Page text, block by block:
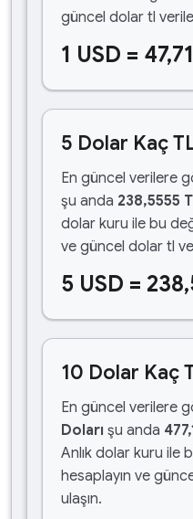
güncel dolar tl
1 USD =
5 Dolar Kaç
En güncel verilere
şu anda 238,5555
dolar kuru ile bu
ve güncel dolar tl
5 USD =
10 Dolar Kaç
En güncel verilere
Doları şu anda
Anlık dolar kuru ile
hesaplayın ve
ulaşın.